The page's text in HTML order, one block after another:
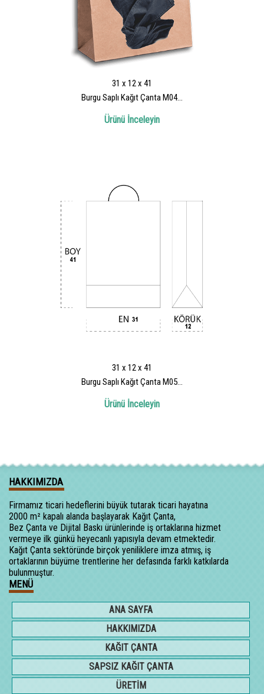
31 x 12 x 41
Burgu Saplı Kağıt Çanta M04...
Ürünü İnceleyin
31 x 12 x 41
Burgu Saplı Kağıt Çanta M05...
Ürünü İnceleyin
HAKKIMIZDA
Firmamız ticari hedeflerini büyük tutarak ticari hayatına
2000 m² kapalı alanda başlayarak Kağıt Çanta,
Bez Çanta ve Dijital Baskı ürünlerinde iş ortaklarına hizmet
vermeye ilk günkü heyecanlı yapısıyla devam etmektedir.
Kağıt Çanta sektöründe birçok yeniliklere imza atmış, iş
ortaklarının büyüme trentlerine her defasında farklı katkılarda
bulunmuştur.
MENÜ
ANA SAYFA
HAKKIMIZDA
KAĞIT ÇANTA
SAPSIZ KAĞIT ÇANTA
ÜRETİM